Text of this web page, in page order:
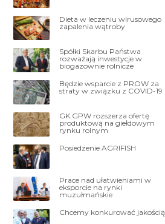
Dieta w leczeniu wirusowego
zapalenia wątroby
Spółki Skarbu Państwa
rozważają inwestycje w
biogazownie rolnicze
Będzie wsparcie z PROW za
straty w związku z COVID-19
GK GPW rozszerza ofertę
produktową na giełdowym
rynku rolnym
Posiedzenie AGRIFISH
Prace nad ułatwieniami w
eksporcie na rynki
muzułmańskie
Chcemy konkurować jakością